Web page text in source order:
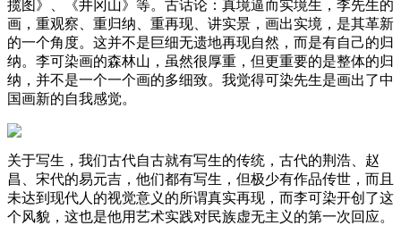
揽图》、《井冈山》等。古话论：真境逼而实境生，李先生的
画，重观察、重归纳、重再现、讲实景，画出实境，是其革新
的一个角度。这并不是巨细无遗地再现自然，而是有自己的归
纳。李可染画的森林山，虽然很厚重，但更重要的是整体的归
纳，并不是一个一个画的多细致。我觉得可染先生是画出了中
国画新的自我感觉。
关于写生，我们古代自古就有写生的传统，古代的荆浩、赵
昌、宋代的易元吉，他们都有写生，但极少有作品传世，而且
未达到现代人的视觉意义的所谓真实再现，而李可染开创了这
个风貌，这也是他用艺术实践对民族虚无主义的第一次回应。